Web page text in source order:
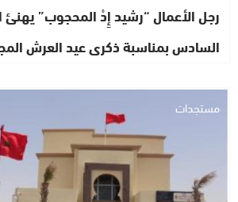
رجل الأعمال “رشيد إِدْ المحجوب”
السادس بمناسبة ذكرى عيد العرش
مستجدات